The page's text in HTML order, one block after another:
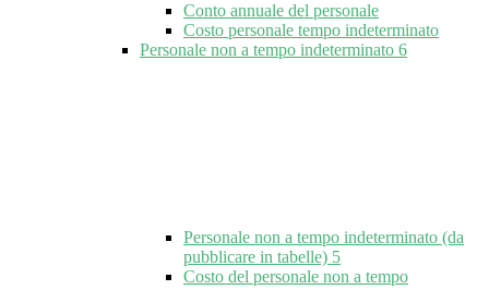
Conto annuale del personale
Costo personale tempo indeterminato
Personale non a tempo indeterminato 6
Personale non a tempo indeterminato (da
pubblicare in tabelle) 5
Costo del personale non a tempo